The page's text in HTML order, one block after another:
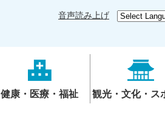
音声読み上げ
健康・医療・福祉 観光・文化・ス